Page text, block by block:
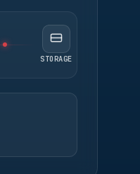
STORAGE